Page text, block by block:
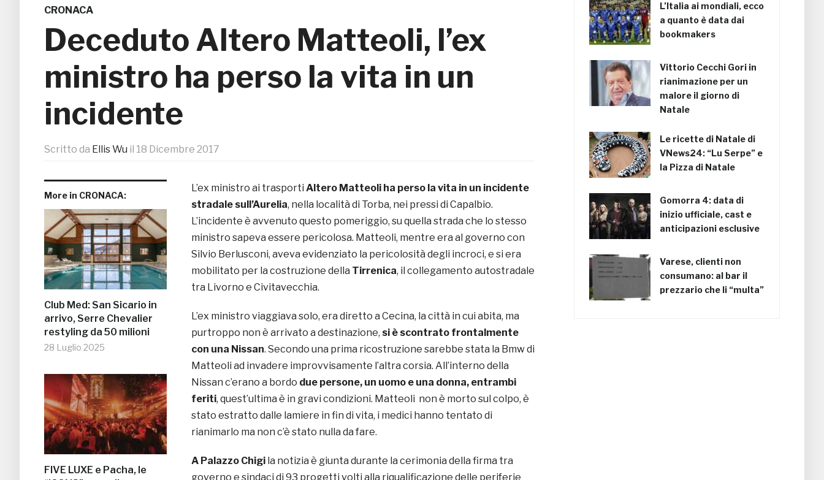
CRONACA
Deceduto Altero Matteoli, l’ex
ministro ha perso la vita in un
incidente
Scritto da Ellis Wu il 18 Dicembre 2017
More in CRONACA:
Club Med: San Sicario in
arrivo, Serre Chevalier
restyling da 50 milioni
28 Luglio 2025
FIVE LUXE e Pacha, le
L’ex ministro ai trasporti Altero Matteoli ha perso la vita in un incidente
stradale sull’Aurelia, nella località di Torba, nei pressi di Capalbio.
L’incidente è avvenuto questo pomeriggio, su quella strada che lo stesso
ministro sapeva essere pericolosa. Matteoli, mentre era al governo con
Silvio Berlusconi, aveva evidenziato la pericolosità degli incroci, e si era
mobilitato per la costruzione della Tirrenica, il collegamento autostradale
tra Livorno e Civitavecchia.
L’ex ministro viaggiava solo, era diretto a Cecina, la città in cui abita, ma
purtroppo non è arrivato a destinazione, si è scontrato frontalmente
con una Nissan. Secondo una prima ricostruzione sarebbe stata la Bmw di
Matteoli ad invadere improvvisamente l’altra corsia. All’interno della
Nissan c’erano a bordo due persone, un uomo e una donna, entrambi
feriti, quest’ultima è in gravi condizioni. Matteoli non è morto sul colpo, è
stato estratto dalle lamiere in fin di vita, i medici hanno tentato di
rianimarlo ma non c’è stato nulla da fare.
A Palazzo Chigi la notizia è giunta durante la cerimonia della firma tra
governo e sindaci di 93 progetti volti alla riqualificazione delle periferie
L’Italia ai mondiali, ecco
a quanto è data dai
bookmakers
Vittorio Cecchi Gori in
rianimazione per un
malore il giorno di
Natale
Le ricette di Natale di
VNews24: “Lu Serpe” e
la Pizza di Natale
Gomorra 4: data di
inizio ufficiale, cast e
anticipazioni esclusive
Varese, clienti non
consumano: al bar il
prezzario che li “multa”